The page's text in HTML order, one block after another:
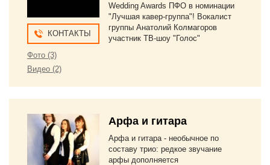
КОНТАКТЫ
Фото (3)
Видео (2)
Wedding Awards ПФО в номинации
"Лучшая кавер-группа"! Вокалист
группы Анатолий Колмагоров
участник ТВ-шоу "Голос"
Арфа и гитара
Арфа и гитара - необычное по
составу трио: редкое звучание
арфы дополняется